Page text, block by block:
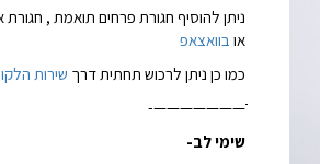
או בוואצאפ
כמו כן ניתן לרכוש תחתית דרך שירות
ֹֹֹֹֹֹֹֹֹֹֹֹֹֹֹֹֹֹֹֹֹֹֹֹֹֹֹֹֹֹֹֹֹֹֹֹֹֹֹֹֹֹֹֹֹֹֹֹֹֹֹ———————-
שימי לב-